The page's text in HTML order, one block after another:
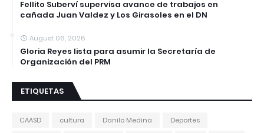
Fellito Suberví supervisa avance de trabajos en
cañada Juan Valdez y Los Girasoles en el DN
August 06, 2026
Gloria Reyes lista para asumir la Secretaría de
Organización del PRM
ETIQUETAS
CAASD cultura Danilo Medina
Deportes